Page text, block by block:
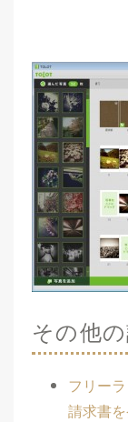
その他
フリー
請求書